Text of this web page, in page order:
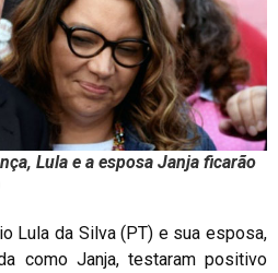
Lula e a esposa Janja ficarão
Lula da Silva (PT) e sua esposa,
como Janja, testaram positivo